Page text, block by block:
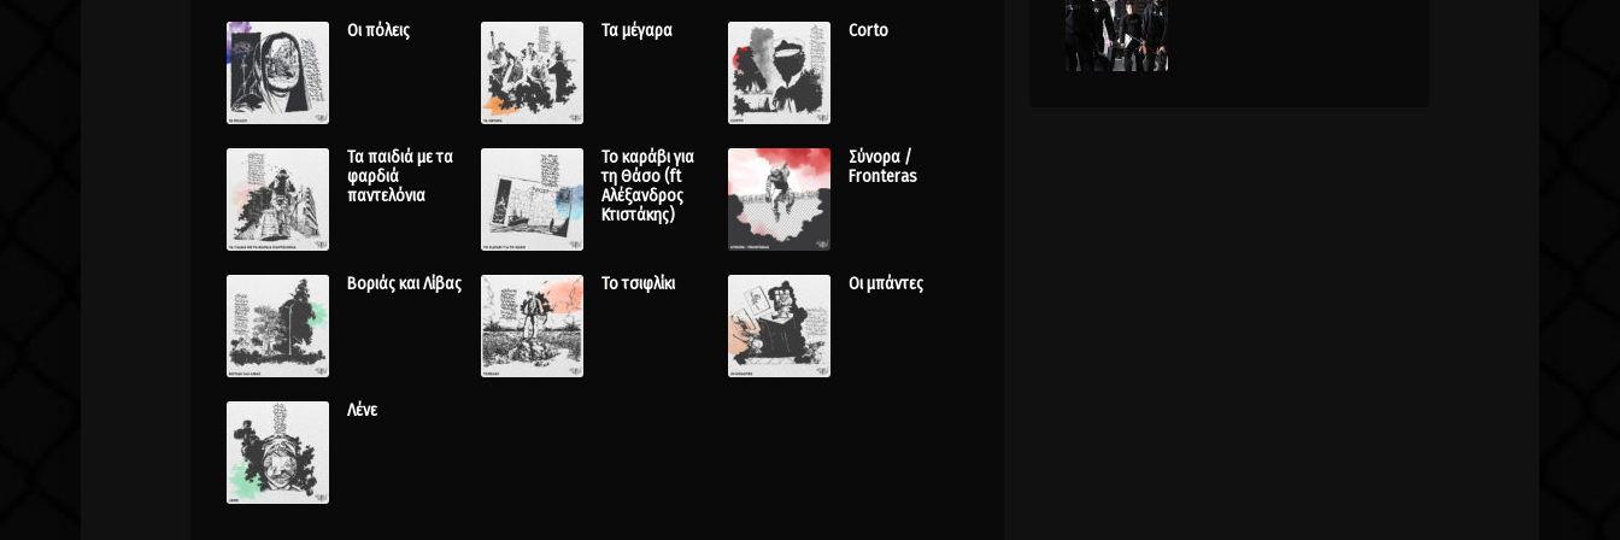
Οι πόλεις Τα μέγαρα Corto
Τα παιδιά με τα
φαρδιά
παντελόνια
Το καράβι για
τη Θάσο (ft
Αλέξανδρος
Κτιστάκης)
Σύνορα /
Fronteras
Βοριάς και Λίβας Το τσιφλίκι Οι μπάντες
Λένε